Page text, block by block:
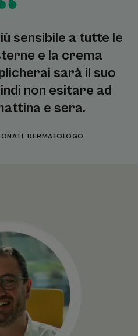
sensibile a tutte le
e la crema
sarà il suo
non esitare ad
e sera.
DERMATOLOGO